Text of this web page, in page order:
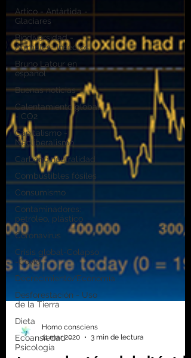
Artico - Antártida -
Glaciares
Biodiversidad -
Animales- Insectos
Bruno Latour en
español
Buenas noticias
Calentamiento global
- CO2
Capitalismo -
Neoliberalismo
Carbono neutralidad
Combustibles fósiles
Consumismo
Contaminadores:
petróleo, plástico
Coronavirus
Crisis global-Colapso
-Covid
Decrecimiento/Economía
Desforestación - Uso
de la Tierra
Dieta
Ecoansiedad -
Psicología
Homo consciens